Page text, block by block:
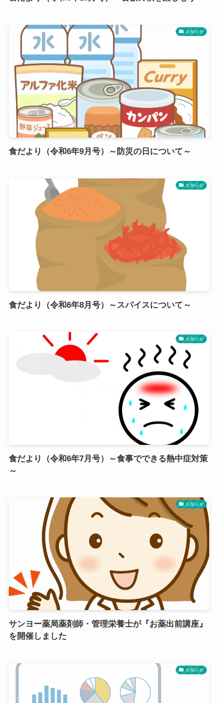
お知らせ
食だより（令和6年9月号）～防災の日について～
お知らせ
食だより（令和6年8月号）～スパイスについて～
お知らせ
食だより（令和6年7月号）～食事でできる熱中症対策
～
お知らせ
サンヨー薬局薬剤師・管理栄養士が『お薬出前講座』
を開催しました
お知らせ